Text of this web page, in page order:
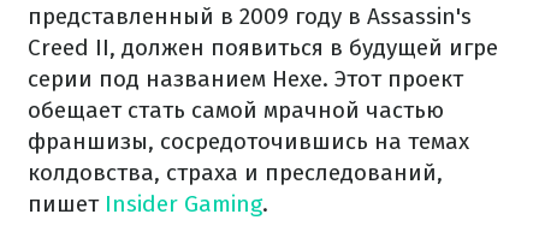
представленный в 2009 году в Assassin's
Creed II, должен появиться в будущей игре
серии под названием Hexe. Этот проект
обещает стать самой мрачной частью
франшизы, сосредоточившись на темах
колдовства, страха и преследований,
пишет Insider Gaming.